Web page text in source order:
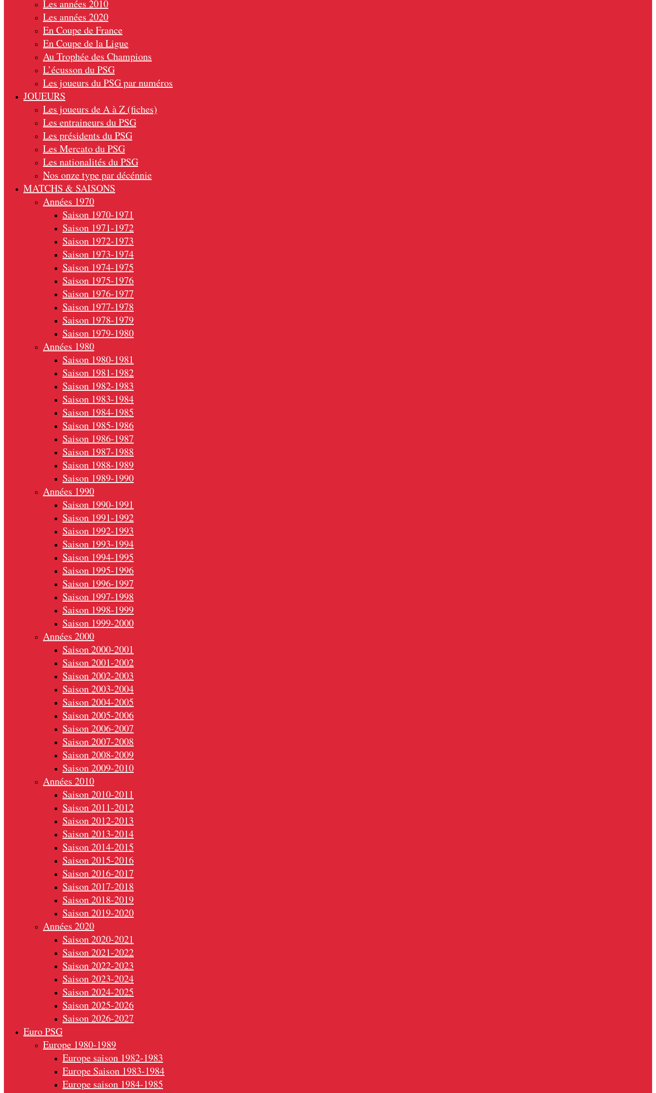
Les années 2010
Les années 2020
En Coupe de France
En Coupe de la Ligue
Au Trophée des Champions
L’écusson du PSG
Les joueurs du PSG par numéros
JOUEURS
Les joueurs de A à Z (fiches)
Les entraineurs du PSG
Les présidents du PSG
Les Mercato du PSG
Les nationalités du PSG
Nos onze type par décénnie
MATCHS & SAISONS
Années 1970
Saison 1970-1971
Saison 1971-1972
Saison 1972-1973
Saison 1973-1974
Saison 1974-1975
Saison 1975-1976
Saison 1976-1977
Saison 1977-1978
Saison 1978-1979
Saison 1979-1980
Années 1980
Saison 1980-1981
Saison 1981-1982
Saison 1982-1983
Saison 1983-1984
Saison 1984-1985
Saison 1985-1986
Saison 1986-1987
Saison 1987-1988
Saison 1988-1989
Saison 1989-1990
Années 1990
Saison 1990-1991
Saison 1991-1992
Saison 1992-1993
Saison 1993-1994
Saison 1994-1995
Saison 1995-1996
Saison 1996-1997
Saison 1997-1998
Saison 1998-1999
Saison 1999-2000
Années 2000
Saison 2000-2001
Saison 2001-2002
Saison 2002-2003
Saison 2003-2004
Saison 2004-2005
Saison 2005-2006
Saison 2006-2007
Saison 2007-2008
Saison 2008-2009
Saison 2009-2010
Années 2010
Saison 2010-2011
Saison 2011-2012
Saison 2012-2013
Saison 2013-2014
Saison 2014-2015
Saison 2015-2016
Saison 2016-2017
Saison 2017-2018
Saison 2018-2019
Saison 2019-2020
Années 2020
Saison 2020-2021
Saison 2021-2022
Saison 2022-2023
Saison 2023-2024
Saison 2024-2025
Saison 2025-2026
Saison 2026-2027
Euro PSG
Europe 1980-1989
Europe saison 1982-1983
Europe Saison 1983-1984
Europe saison 1984-1985